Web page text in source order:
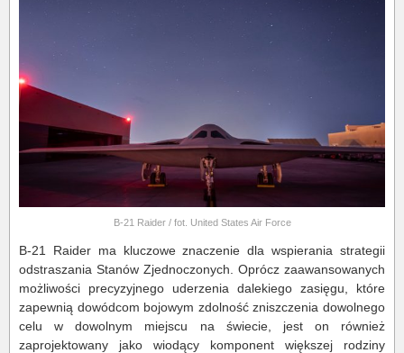
B-21 Raider / fot. United States Air Force
B-21 Raider ma kluczowe znaczenie dla wspierania strategii
odstraszania Stanów Zjednoczonych. Oprócz zaawansowanych
możliwości precyzyjnego uderzenia dalekiego zasięgu, które
zapewnią dowódcom bojowym zdolność zniszczenia dowolnego
celu w dowolnym miejscu na świecie, jest on również
zaprojektowany jako wiodący komponent większej rodziny